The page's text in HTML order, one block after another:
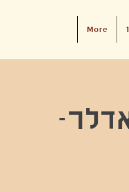
More